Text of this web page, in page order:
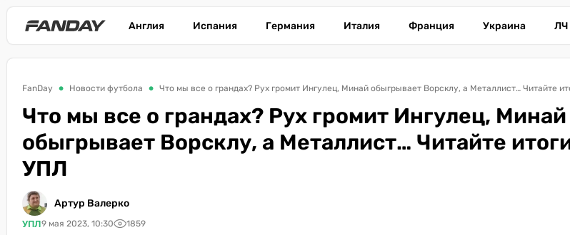
Англия Испания Германия Италия Франция Украина ЛЧ
FanDay Новости футбола Что мы все о грандах? Рух громит Ингулец, Минай обыгрывает Ворсклу, а Металлист… Читайте
Что мы все о грандах? Рух громит Ингулец, Минай
обыгрывает Ворсклу, а Металлист… Читайте
УПЛ
Артур Валерко
УПЛ9 мая 2023, 10:30 1859